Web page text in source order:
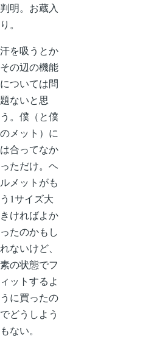
判明。お蔵入
り。
汗を吸うとか
その辺の機能
については問
題ないと思
う。僕（と僕
のメット）に
は合ってなか
っただけ。ヘ
ルメットがも
う1サイズ大
きければよか
ったのかもし
れないけど、
素の状態でフ
ィットするよ
うに買ったの
でどうしよう
もない。